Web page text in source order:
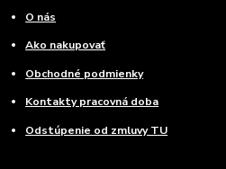
O nás
Ako nakupovať
Obchodné podmienky
Kontakty pracovná doba
Odstúpenie od zmluvy TU